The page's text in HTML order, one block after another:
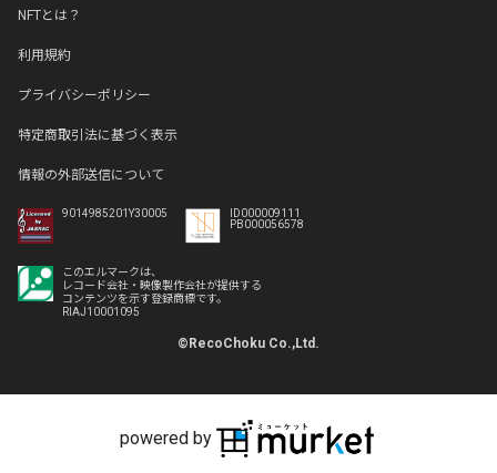
NFTとは？
利用規約
プライバシーポリシー
特定商取引法に基づく表示
情報の外部送信について
9014985201Y30005
ID000009111
PB000056578
このエルマークは、
レコード会社・映像製作会社が提供する
コンテンツを示す登録商標です。
RIAJ10001095
©RecoChoku Co.,Ltd.
powered by